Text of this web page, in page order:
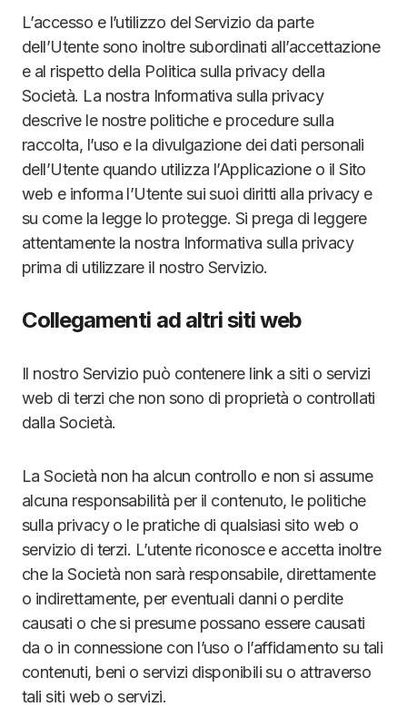
L’accesso e l’utilizzo del Servizio da parte
dell’Utente sono inoltre subordinati all’accettazione
e al rispetto della Politica sulla privacy della
Società. La nostra Informativa sulla privacy
descrive le nostre politiche e procedure sulla
raccolta, l’uso e la divulgazione dei dati personali
dell’Utente quando utilizza l’Applicazione o il Sito
web e informa l’Utente sui suoi diritti alla privacy e
su come la legge lo protegge. Si prega di leggere
attentamente la nostra Informativa sulla privacy
prima di utilizzare il nostro Servizio.
Collegamenti ad altri siti web
Il nostro Servizio può contenere link a siti o servizi
web di terzi che non sono di proprietà o controllati
dalla Società.
La Società non ha alcun controllo e non si assume
alcuna responsabilità per il contenuto, le politiche
sulla privacy o le pratiche di qualsiasi sito web o
servizio di terzi. L’utente riconosce e accetta inoltre
che la Società non sarà responsabile, direttamente
o indirettamente, per eventuali danni o perdite
causati o che si presume possano essere causati
da o in connessione con l’uso o l’affidamento su tali
contenuti, beni o servizi disponibili su o attraverso
tali siti web o servizi.